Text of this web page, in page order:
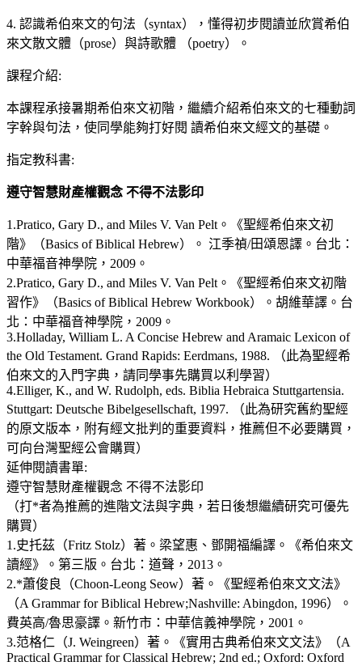
4. 認識希伯來文的句法（syntax），懂得初步閱讀並欣賞希伯
來文散文體（prose）與詩歌體 （poetry）。
課程介紹:
本課程承接暑期希伯來文初階，繼續介紹希伯來文的七種動詞
字幹與句法，使同學能夠打好閱 讀希伯來文經文的基礎。
指定教科書:
遵守智慧財產權觀念 不得不法影印
1.Pratico, Gary D., and Miles V. Van Pelt。《聖經希伯來文初
階》（Basics of Biblical Hebrew）。 江季禎/田頌恩譯。台北：
中華福音神學院，2009。
2.Pratico, Gary D., and Miles V. Van Pelt。《聖經希伯來文初階
習作》（Basics of Biblical Hebrew Workbook）。胡維華譯。台
北：中華福音神學院，2009。
3.Holladay, William L. A Concise Hebrew and Aramaic Lexicon of
the Old Testament. Grand Rapids: Eerdmans, 1988. （此為聖經希
伯來文的入門字典，請同學事先購買以利學習）
4.Elliger, K., and W. Rudolph, eds. Biblia Hebraica Stuttgartensia.
Stuttgart: Deutsche Bibelgesellschaft, 1997. （此為研究舊約聖經
的原文版本，附有經文批判的重要資料，推薦但不必要購買，
可向台灣聖經公會購買）
延伸閱讀書單:
遵守智慧財產權觀念 不得不法影印
（打*者為推薦的進階文法與字典，若日後想繼續研究可優先
購買）
1.史托茲（Fritz Stolz）著。梁望惠、鄧開福編譯。《希伯來文
讀經》。第三版。台北：道聲，2013。
2.*蕭俊良（Choon-Leong Seow）著。《聖經希伯來文文法》
（A Grammar for Biblical Hebrew;Nashville: Abingdon, 1996）。
費英高/魯思豪譯。新竹市：中華信義神學院，2001。
3.范格仁（J. Weingreen）著。《實用古典希伯來文文法》（A
Practical Grammar for Classical Hebrew; 2nd ed.; Oxford: Oxford